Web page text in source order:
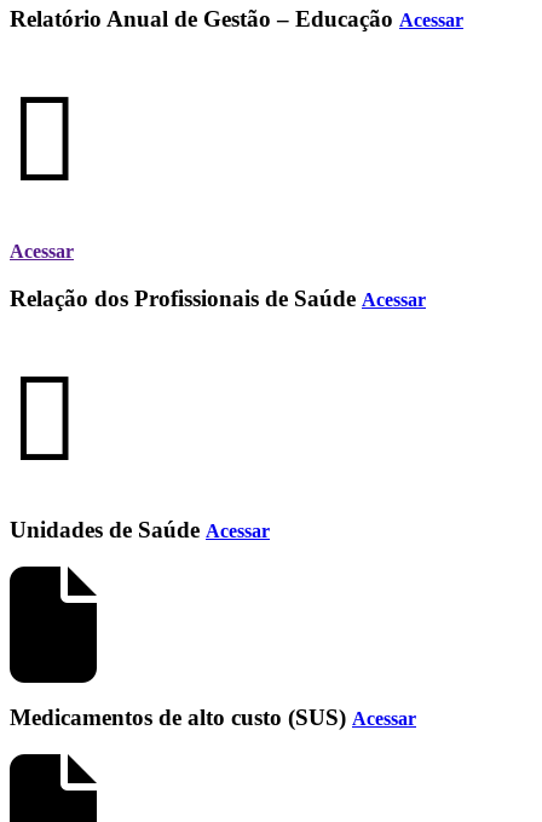
Relatório Anual de Gestão – Educação Acessar
Acessar
Relação dos Profissionais de Saúde Acessar
Unidades de Saúde Acessar
Medicamentos de alto custo (SUS) Acessar